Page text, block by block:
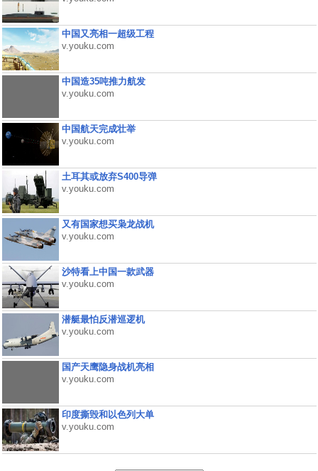
中国又亮相一超级工程
v.youku.com
中国造35吨推力航发
v.youku.com
中国航天完成壮举
v.youku.com
土耳其或放弃S400导弹
v.youku.com
又有国家想买枭龙战机
v.youku.com
沙特看上中国一款武器
v.youku.com
潜艇最怕反潜巡逻机
v.youku.com
国产天鹰隐身战机亮相
v.youku.com
印度撕毁和以色列大单
v.youku.com